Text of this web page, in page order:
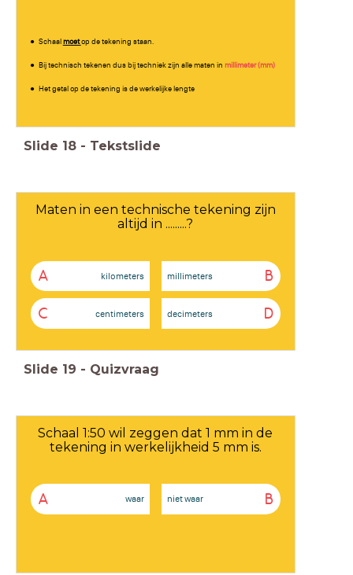
Schaalmoetop de tekening staan.
Bij technisch tekenen dus bij techniek zijn alle maten in millimeter (mm)
Het getal op de tekening is de werkelijke lengte
Slide 18 - Tekstslide
Maten in een technische tekening zijn
altijd in .........?
A kilometers B
millimeters
C centimeters D
decimeters
Slide 19 - Quizvraag
Schaal 1:50 wil zeggen dat 1 mm in de
tekening in werkelijkheid 5 mm is.
A waar B
niet waar